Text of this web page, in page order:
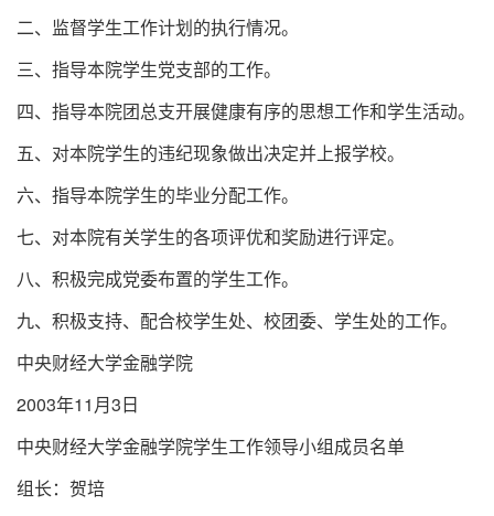
二、监督学生工作计划的执行情况。
三、指导本院学生党支部的工作。
四、指导本院团总支开展健康有序的思想工作和学生活动。
五、对本院学生的违纪现象做出决定并上报学校。
六、指导本院学生的毕业分配工作。
七、对本院有关学生的各项评优和奖励进行评定。
八、积极完成党委布置的学生工作。
九、积极支持、配合校学生处、校团委、学生处的工作。
中央财经大学金融学院
2003年11月3日
中央财经大学金融学院学生工作领导小组成员名单
组长：贺培